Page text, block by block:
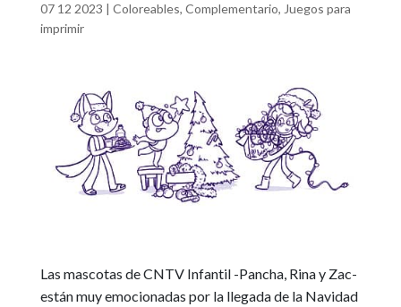
07 12 2023 | Coloreables, Complementario, Juegos para
imprimir
Las mascotas de CNTV Infantil -Pancha, Rina y Zac-
están muy emocionadas por la llegada de la Navidad